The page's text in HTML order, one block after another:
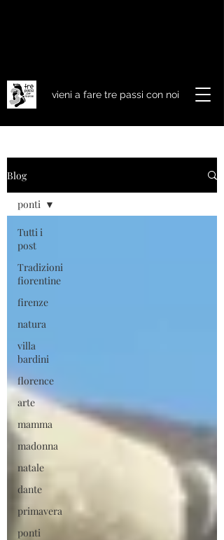
vieni a fare tre passi con noi
Blog
Tutti i
post
Tradizioni
fiorentine
firenze
natura
villa
bardini
florence
arte
mamma
madonna
natale
dante
primavera
ponti
ponti